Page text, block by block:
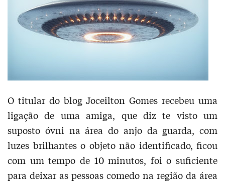
O titular do blog Joceilton Gomes recebeu uma
ligação de uma amiga, que diz te visto um
suposto óvni na área do anjo da guarda, com
luzes brilhantes o objeto não identificado, ficou
com um tempo de 10 minutos, foi o suficiente
para deixar as pessoas comedo na região da área